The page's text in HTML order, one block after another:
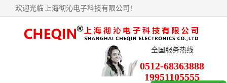
欢迎光临 上海彻沁电子科技有限公司 !
全国服务热线
0512-68363888
19951105555